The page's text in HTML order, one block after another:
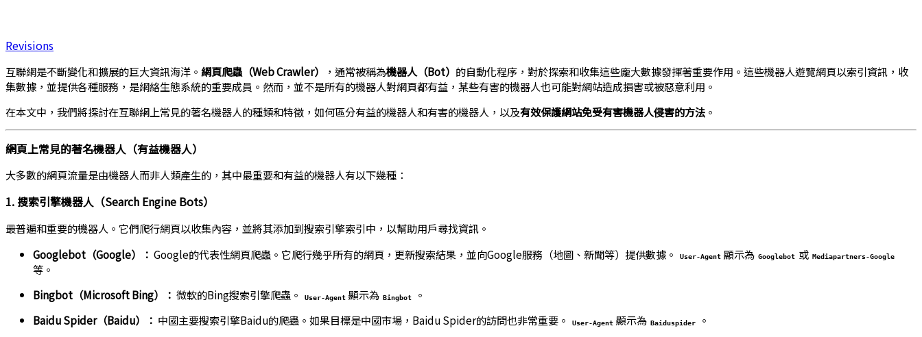
Revisions
互聯網是不斷變化和擴展的巨大資訊海洋。 網頁爬蟲（Web Crawler） ，通常被稱為機器人（Bot） 的自動化程序，對於探索和收集這些龐大數據發揮著重要作用。這些機器人遊覽網頁以索引資訊，收
集數據，並提供各種服務，是網絡生態系統的重要成員。然而，並不是所有的機器人對網頁都有益，某些有害的機器人也可能對網站造成損害或被惡意利用。
在本文中，我們將探討在互聯網上常見的著名機器人的種類和特徵，如何區分有益的機器人和有害的機器人，以及有效保護網站免受有害機器人侵害的方法 。
網頁上常見的著名機器人（有益機器人）
大多數的網頁流量是由機器人而非人類產生的，其中最重要和有益的機器人有以下幾種：
1. 搜索引擎機器人（Search Engine Bots）
最普遍和重要的機器人。它們爬行網頁以收集內容，並將其添加到搜索引擎索引中，以幫助用戶尋找資訊。
Googlebot（Google）： Google的代表性網頁爬蟲。它爬行幾乎所有的網頁，更新搜索結果，並向Google服務（地圖、新聞等）提供數據。 User-Agent 顯示為 Googlebot 或 Mediapartners-Google
等。
Bingbot（Microsoft Bing）： 微軟的Bing搜索引擎爬蟲。 User-Agent 顯示為 Bingbot
。
Baidu Spider（Baidu）： 中國主要搜索引擎Baidu的爬蟲。如果目標是中國市場，Baidu Spider的訪問也非常重要。 User-Agent 顯示為 Baiduspider
。